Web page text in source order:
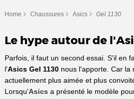
Home Chaussures Asics Gel 1130
Le hype autour de
Parfois, il faut un second essai. S'il en
l'Asics Gel 1130nous l'apporte. Car la
actuellement plus aimée et plus
Lorsqu'Asics a présenté le modèle